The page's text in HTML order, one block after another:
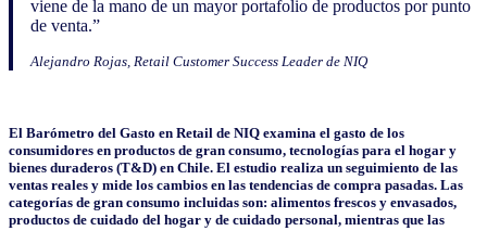
viene de la mano de un mayor portafolio de productos por punto
de venta.”
Alejandro Rojas, Retail Customer Success Leader de NIQ
El Barómetro del Gasto en Retail de NIQ examina el gasto de los
consumidores en productos de gran consumo, tecnologías para el hogar y
bienes duraderos (T&D) en Chile. El estudio realiza un seguimiento de las
ventas reales y mide los cambios en las tendencias de compra pasadas. Las
categorías de gran consumo incluidas son: alimentos frescos y envasados,
productos de cuidado del hogar y de cuidado personal, mientras que las